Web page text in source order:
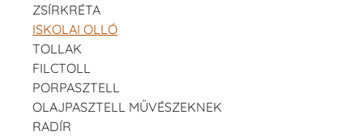
ZSÍRKRÉTA
ISKOLAI OLLÓ
TOLLAK
FILCTOLL
PORPASZTELL
OLAJPASZTELL MŰVÉSZEKNEK
RADÍR